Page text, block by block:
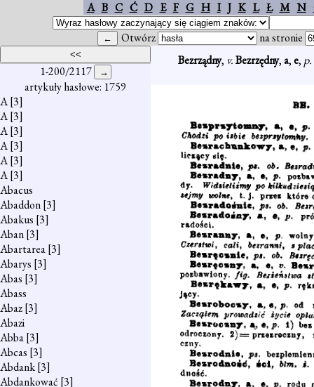
A B C Ć D E F G H I J K L Ł M N
Otwórz na stronie
1-200/2117
artykuły hasłowe: 1759
A[3]
A[3]
A[3]
A[3]
A[3]
A[3]
Abacus
Abaddon[3]
Abakus [3]
Aban[3]
Abartarea[3]
Abarys [3]
Abas [3]
Abass
Abaz[3]
Abazi
Abba[3]
Abcas [3]
Abdank[3]
Abdankować [3]
Bezrządny, v.Bezrzędny,a,e, p.